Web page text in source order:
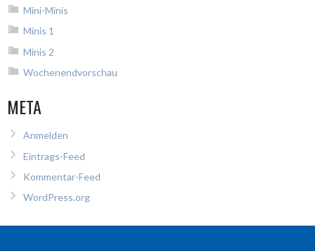
Mini-Minis
Minis 1
Minis 2
Wochenendvorschau
META
Anmelden
Eintrags-Feed
Kommentar-Feed
WordPress.org